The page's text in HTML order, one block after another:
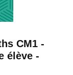
CM1 -
élève -